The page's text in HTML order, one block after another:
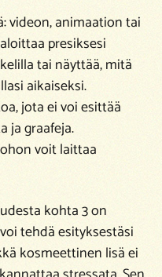
videon, animaation tai
presiksesi
tai näyttää, mitä
aikaiseksi.
jota ei voi esittää
ja graafeja.
voit laittaa
kohta 3 on
tehdä esityksestäsi
kosmeettinen lisä ei